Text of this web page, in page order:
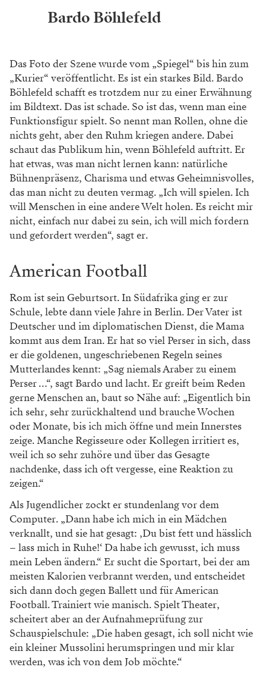
Bardo Böhlefeld
Das Foto der Szene wurde vom ­„Spiegel“ bis hin zum
„Kurier“ veröffentlicht. Es ist ein starkes Bild. Bardo
Böhlefeld schafft es trotzdem nur zu einer Erwähnung
im Bildtext. Das ist schade. So ist das, wenn man eine
Funktionsfigur spielt. So nennt man ­Rollen, ohne die
nichts geht, aber den Ruhm ­kriegen andere. Dabei
schaut das Publikum hin, wenn Böhlefeld auftritt. Er
hat etwas, was man nicht lernen kann: natürliche
Bühnenpräsenz, Charisma und etwas Geheimnisvolles,
das man nicht zu deuten vermag. „Ich will spielen. Ich
will Menschen in eine andere Welt holen. Es reicht mir
nicht, einfach nur dabei zu sein, ich will mich ­fordern
und gefordert werden“, sagt er.
American Football
Rom ist sein Geburtsort. In Südafrika ging er zur
Schule, lebte dann viele Jahre in Berlin. Der Vater ist
Deutscher und im diplomatischen Dienst, die Mama
kommt aus dem Iran. Er hat so viel Perser in sich, dass
er die goldenen, ungeschriebenen ­Regeln seines
Mutterlandes kennt: „Sag niemals Araber zu einem
Perser …“, sagt Bardo und lacht. Er greift beim ­Reden
gerne Menschen an, baut so Nähe auf: „Eigentlich bin
ich sehr, sehr zurückhaltend und brauche Wochen
oder Monate, bis ich mich öffne und mein Innerstes
zeige. Manche Regisseure oder Kollegen irritiert es,
weil ich so sehr zuhöre und über das ­Gesagte
nachdenke, dass ich oft vergesse, eine ­Reaktion zu
zeigen.“
Als Jugendlicher zockt er stundenlang vor dem
Computer. „Dann habe ich mich in ein Mädchen
verknallt, und sie hat gesagt: ‚Du bist fett und hässlich
– lass mich in Ruhe!‘ Da habe ich gewusst, ich muss
mein Leben ändern.“ Er sucht die Sportart, bei der am
meisten Kalorien verbrannt werden, und entscheidet
sich dann doch gegen Ballett und für American
Football. Trainiert wie manisch. Spielt Theater,
scheitert aber an der Aufnahmeprüfung zur
Schauspielschule: „Die haben gesagt, ich soll nicht wie
ein kleiner Mussolini herumspringen und mir klar
werden, was ich von dem Job möchte.“